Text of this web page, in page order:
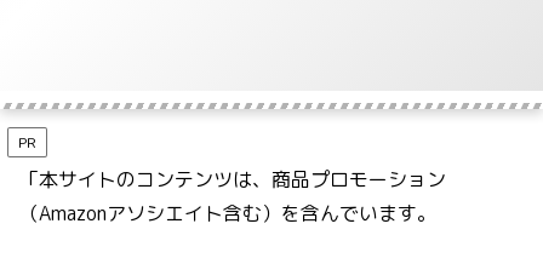
PR
「本サイトのコンテンツは、商品プロモーション
（Amazonアソシエイト含む）を含んでいます。